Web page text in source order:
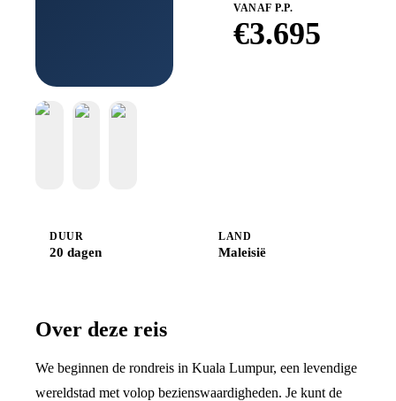
VANAF P.P.
€3.695
DUUR
20 dagen
LAND
Maleisië
Over deze reis
We beginnen de rondreis in Kuala Lumpur, een levendige
wereldstad met volop bezienswaardigheden. Je kunt de